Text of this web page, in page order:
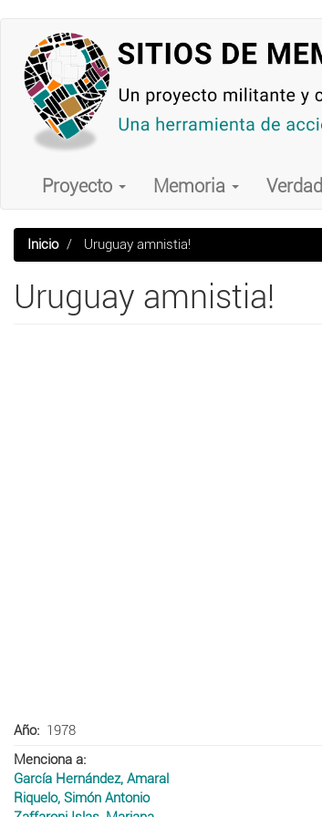
contenido
principal
Main
navigation
Proyecto Memoria Verdad
Inicio Uruguay amnistia!
Uruguay amnistia!
Año
1978
Menciona a
García Hernández, Amaral
Riquelo, Simón Antonio